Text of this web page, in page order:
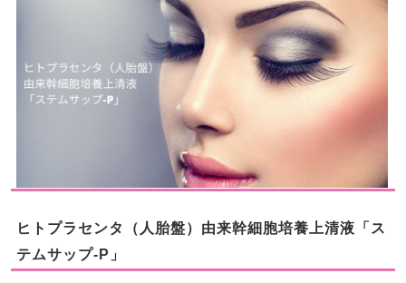
ヒトプラセンタ（人胎盤）由来幹細胞培養上清液「ス
テムサップ-P」